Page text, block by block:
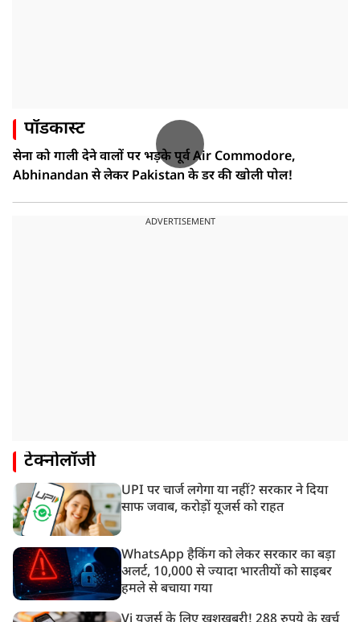
पॉडकास्ट
सेना को गाली देने वालों पर भड़के पूर्व Air Commodore,
Abhinandan से लेकर Pakistan के डर की खोली पोल!
ADVERTISEMENT
टेक्नोलॉजी
UPI पर चार्ज लगेगा या नहीं? सरकार ने दिया
साफ जवाब, करोड़ों यूजर्स को राहत
WhatsApp हैकिंग को लेकर सरकार का बड़ा
अलर्ट, 10,000 से ज्यादा भारतीयों को साइबर
हमले से बचाया गया